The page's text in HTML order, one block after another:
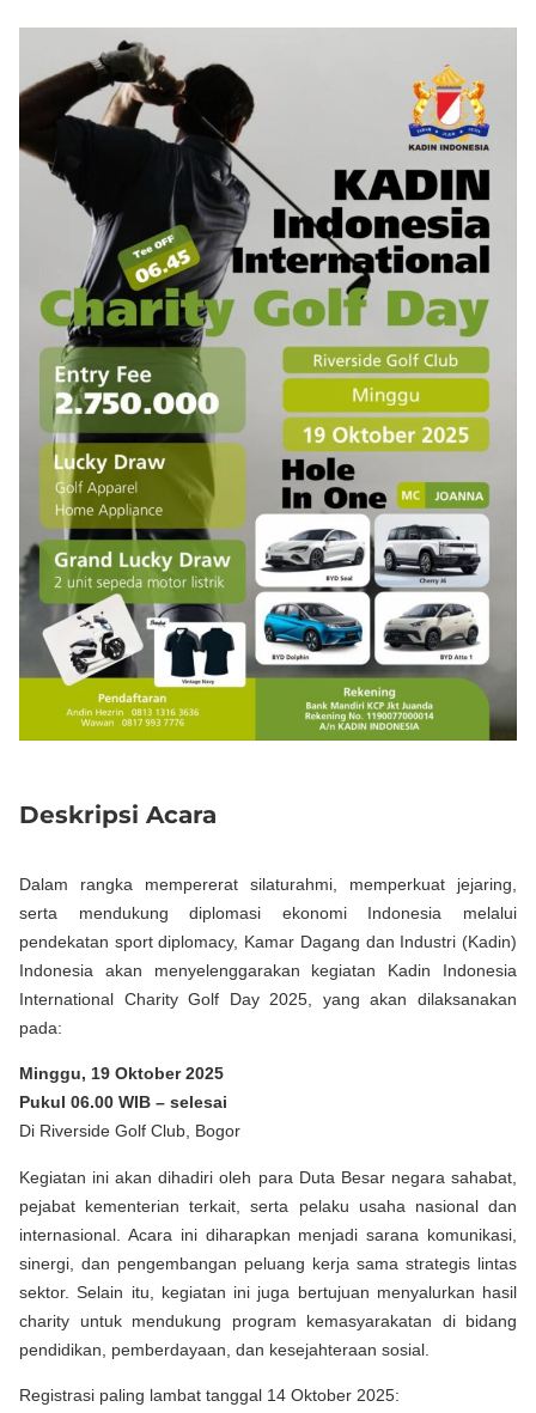
Deskripsi Acara
Dalam rangka mempererat silaturahmi, memperkuat jejaring,
serta mendukung diplomasi ekonomi Indonesia melalui
pendekatan sport diplomacy, Kamar Dagang dan Industri (Kadin)
Indonesia akan menyelenggarakan kegiatan Kadin Indonesia
International Charity Golf Day 2025, yang akan dilaksanakan
pada:
Minggu, 19 Oktober 2025
Pukul 06.00 WIB – selesai
Di Riverside Golf Club, Bogor
Kegiatan ini akan dihadiri oleh para Duta Besar negara sahabat,
pejabat kementerian terkait, serta pelaku usaha nasional dan
internasional. Acara ini diharapkan menjadi sarana komunikasi,
sinergi, dan pengembangan peluang kerja sama strategis lintas
sektor. Selain itu, kegiatan ini juga bertujuan menyalurkan hasil
charity untuk mendukung program kemasyarakatan di bidang
pendidikan, pemberdayaan, dan kesejahteraan sosial.
Registrasi paling lambat tanggal 14 Oktober 2025: